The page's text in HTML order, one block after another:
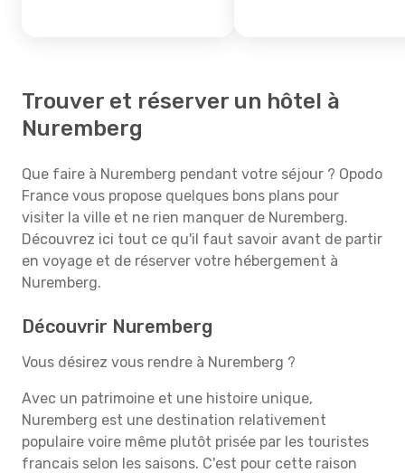
Trouver et réserver un hôtel à
Nuremberg
Que faire à Nuremberg pendant votre séjour ? Opodo
France vous propose quelques bons plans pour
visiter la ville et ne rien manquer de Nuremberg.
Découvrez ici tout ce qu'il faut savoir avant de partir
en voyage et de réserver votre hébergement à
Nuremberg.
Découvrir Nuremberg
Vous désirez vous rendre à Nuremberg ?
Avec un patrimoine et une histoire unique,
Nuremberg est une destination relativement
populaire voire même plutôt prisée par les touristes
francais selon les saisons. C'est pour cette raison